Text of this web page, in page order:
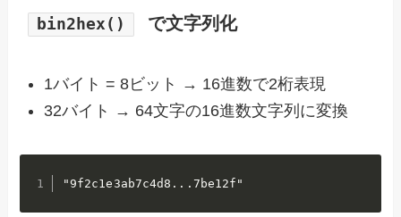
bin2hex() で文字列化
1バイト = 8ビット → 16進数で2桁表現
32バイト → 64文字の16進数文字列に変換
"9f2c1e3ab7c4d8...7be12f"